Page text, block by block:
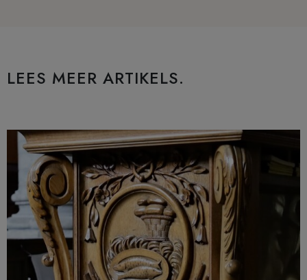
LEES MEER ARTIKELS.